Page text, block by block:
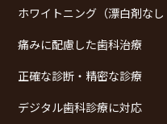
ホワイトニング（漂白剤なし
痛みに配慮した歯科治療
正確な診断・精密な診療
デジタル歯科診療に対応